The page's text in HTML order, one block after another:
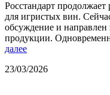
Росстандарт продолжает
для игристых вин.
обсуждение и направлен
продукции.
далее
23/03/2026